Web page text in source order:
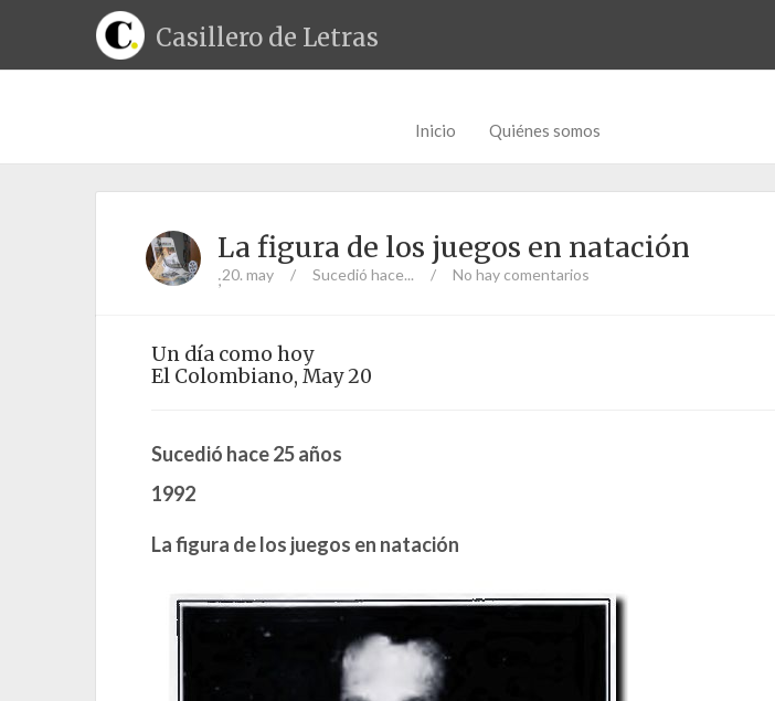
Casillero de Letras
Inicio Quiénes somos
La figura de los juegos en natación
;20. may / Sucedió hace... / No hay comentarios
Un día como hoy
El Colombiano, May 20
Sucedió hace 25 años
1992
La figura de los juegos en natación